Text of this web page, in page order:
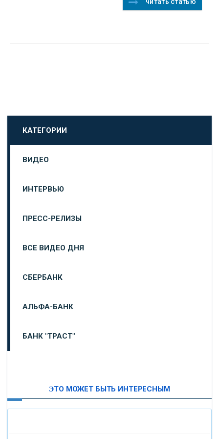
читать статью
КАТЕГОРИИ
ВИДЕО
ИНТЕРВЬЮ
ПРЕСС-РЕЛИЗЫ
ВСЕ ВИДЕО ДНЯ
СБЕРБАНК
АЛЬФА-БАНК
БАНК "ТРАСТ"
ЭТО МОЖЕТ БЫТЬ ИНТЕРЕСНЫМ